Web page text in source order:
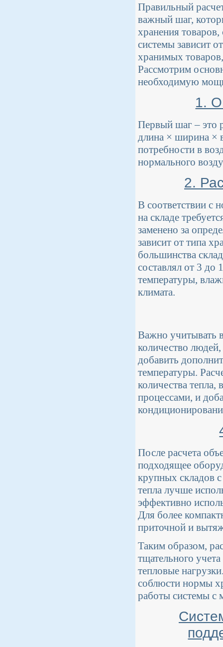
Правильный
важный шаг,
хранения
системы зависит
хранимых
Рассмотрим
необходимую
1.
Первый шаг – это
длина × ширина ×
потребности в
нормального
2.
В соответствии с
на складе
заменено за
зависит от типа
большинства
составлял от 3 до
температуры,
климата.
Важно учитывать
количество
добавить
температуры.
количества
процессами, и
После расчета
подходящее
крупных складов
тепла лучше
эффективно
Для более
приточной и
Таким образом,
тщательного
тепловые
соблюсти нормы
работы системы с